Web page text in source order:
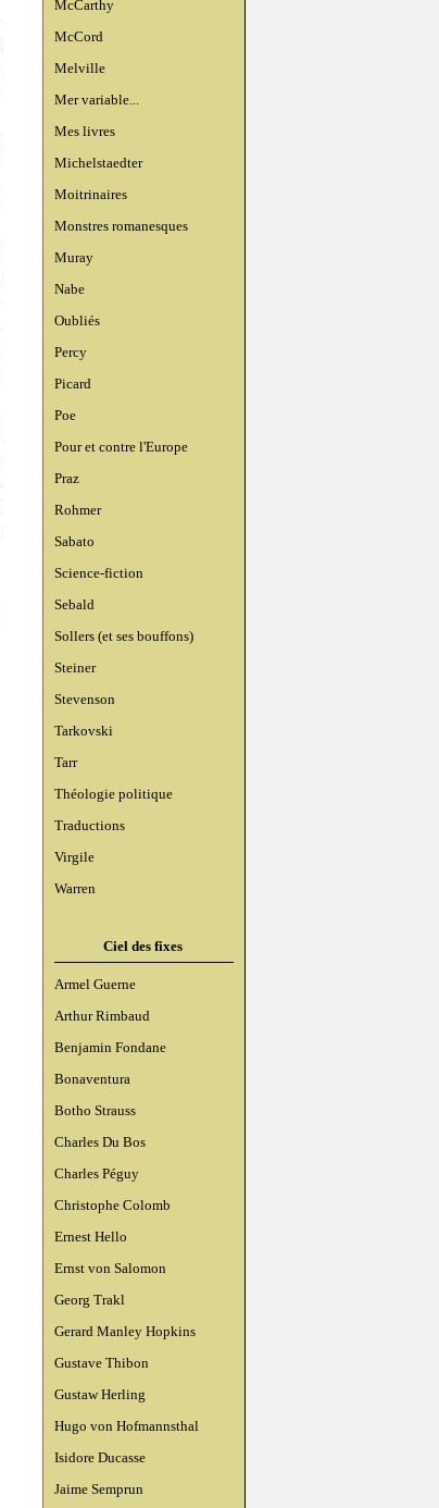
McCarthy
McCord
Melville
Mer variable...
Mes livres
Michelstaedter
Moitrinaires
Monstres romanesques
Muray
Nabe
Oubliés
Percy
Picard
Poe
Pour et contre l'Europe
Praz
Rohmer
Sabato
Science-fiction
Sebald
Sollers (et ses bouffons)
Steiner
Stevenson
Tarkovski
Tarr
Théologie politique
Traductions
Virgile
Warren
Ciel des fixes
Armel Guerne
Arthur Rimbaud
Benjamin Fondane
Bonaventura
Botho Strauss
Charles Du Bos
Charles Péguy
Christophe Colomb
Ernest Hello
Ernst von Salomon
Georg Trakl
Gerard Manley Hopkins
Gustave Thibon
Gustaw Herling
Hugo von Hofmannsthal
Isidore Ducasse
Jaime Semprun